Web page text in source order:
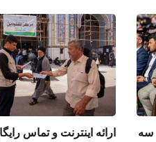
سه
ارائه اینترنت و تماس